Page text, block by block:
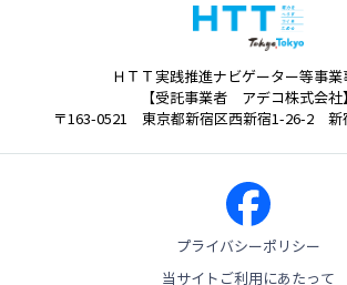
ＨＴＴ実践推進ナビゲーター等事業
【受託事業者 アデコ株式会社】
〒163-0521 東京都新宿区西新宿1-26-2 新
プライバシーポリシー
当サイトご利用にあたって